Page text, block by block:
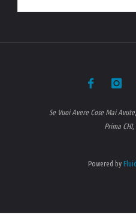
Se Vuoi Avere Cose Mai
Prima CHI,
Powered by